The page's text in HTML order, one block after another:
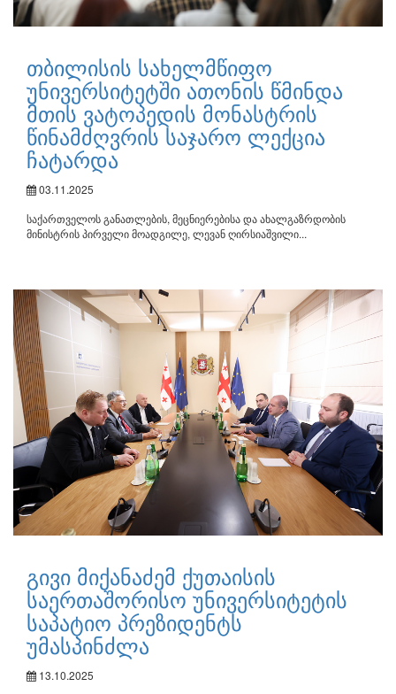
თბილისის სახელმწიფო
უნივერსიტეტში ათონის წმინდა
მთის ვატოპედის მონასტრის
წინამძღვრის საჯარო ლექცია
ჩატარდა
03.11.2025
საქართველოს განათლების, მეცნიერებისა და ახალგაზრდობის
მინისტრის პირველი მოადგილე, ლევან ღირსიაშვილი...
გივი მიქანაძემ ქუთაისის
საერთაშორისო უნივერსიტეტის
საპატიო პრეზიდენტს
უმასპინძლა
13.10.2025